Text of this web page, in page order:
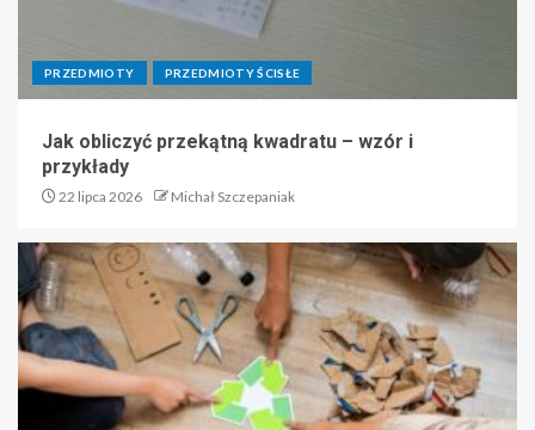
PRZEDMIOTY PRZEDMIOTY ŚCISŁE
Jak obliczyć przekątną kwadratu – wzór i
przykłady
22 lipca 2026 Michał Szczepaniak